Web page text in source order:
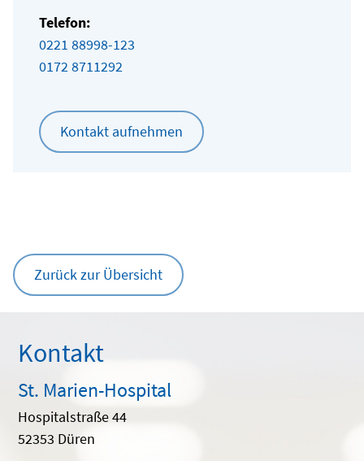
Telefon:
0221 88998-123
0172 8711292
Kontakt aufnehmen
Zurück zur Übersicht
Kontakt
St. Marien-Hospital
Hospitalstraße 44
52353 Düren